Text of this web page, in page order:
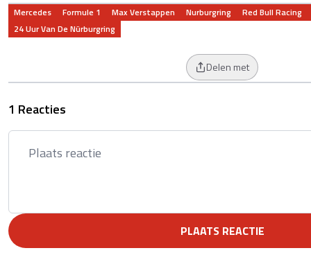
Mercedes Formule 1 Max Verstappen Nurburgring
Red Bull Racing
24 Uur Van De Nürburgring
Delen met
1 Reacties
PLAATS REACTIE